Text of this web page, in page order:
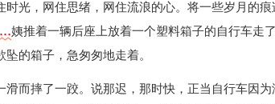
光，网住思绪，网住流浪的心。将一些岁月的痕
姨推着一辆后座上放着一个塑料箱子的自行车走
的箱子，急匆匆地走着。
而摔了一跤。说那迟，那时快，正当自行车因为